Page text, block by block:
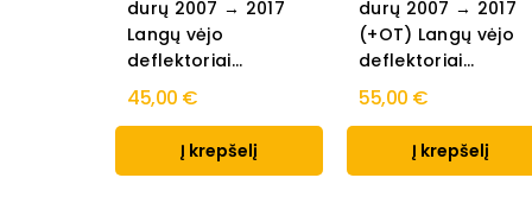
durų 2007 → 2017
Langų vėjo
deflektoriai...
45,00 €
Į krepšelį
durų 2007 → 2017
(+OT) Langų vėjo
deflektoriai...
55,00 €
Į krepšelį